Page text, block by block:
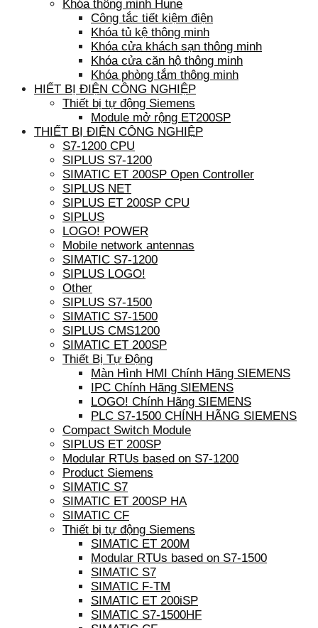
Khóa thông minh Hune
Công tắc tiết kiệm điện
Khóa tủ kệ thông minh
Khóa cửa khách sạn thông minh
Khóa cửa căn hộ thông minh
Khóa phòng tắm thông minh
HIẾT BỊ ĐIỆN CÔNG NGHIỆP
Thiết bị tự động Siemens
Module mở rộng ET200SP
THIẾT BỊ ĐIỆN CÔNG NGHIỆP
S7-1200 CPU
SIPLUS S7-1200
SIMATIC ET 200SP Open Controller
SIPLUS NET
SIPLUS ET 200SP CPU
SIPLUS
LOGO! POWER
Mobile network antennas
SIMATIC S7-1200
SIPLUS LOGO!
Other
SIPLUS S7-1500
SIMATIC S7-1500
SIPLUS CMS1200
SIMATIC ET 200SP
Thiết Bị Tự Động
Màn Hình HMI Chính Hãng SIEMENS
IPC Chính Hãng SIEMENS
LOGO! Chính Hãng SIEMENS
PLC S7-1500 CHÍNH HÃNG SIEMENS
Compact Switch Module
SIPLUS ET 200SP
Modular RTUs based on S7-1200
Product Siemens
SIMATIC S7
SIMATIC ET 200SP HA
SIMATIC CF
Thiết bị tự động Siemens
SIMATIC ET 200M
Modular RTUs based on S7-1500
SIMATIC S7
SIMATIC F-TM
SIMATIC ET 200iSP
SIMATIC S7-1500HF